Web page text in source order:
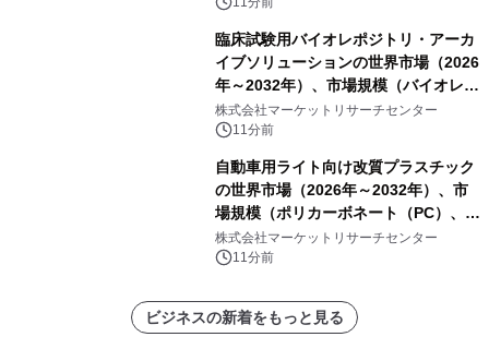
臨床試験用バイオレポジトリ・アーカ
イブソリューションの世界市場（2026
年～2032年）、市場規模（バイオレポ
ジトリサービス、アーカイブソリュー
ションサービス）・分析レポートを発
株式会社マーケットリサーチセンター
11分前
自動車用ライト向け改質プラスチック
の世界市場（2026年～2032年）、市
場規模（ポリカーボネート（PC）、ポ
リメチルメタクリレート
（PMMA））・分析レポートを発表
株式会社マーケットリサーチセンター
11分前
ビジネスの新着をもっと見る